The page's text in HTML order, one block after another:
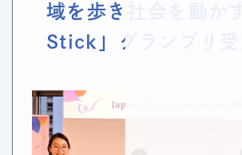
域を歩き社会を動か
Stick」グランプリ受